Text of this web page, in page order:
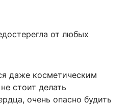
от любых
даже косметическим
стоит делать
очень опасно будить